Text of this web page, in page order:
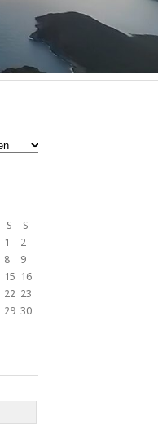
S
S
1
2
8
9
15 16
22 23
29 30